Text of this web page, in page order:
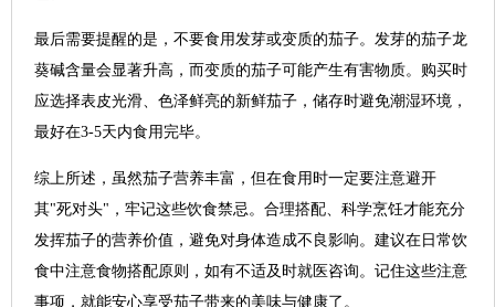
最后需要提醒的是，不要食用发芽或变质的茄子。发芽的茄子龙
葵碱含量会显著升高，而变质的茄子可能产生有害物质。购买时
应选择表皮光滑、色泽鲜亮的新鲜茄子，储存时避免潮湿环境，
最好在3-5天内食用完毕。
综上所述，虽然茄子营养丰富，但在食用时一定要注意避开
其"死对头"，牢记这些饮食禁忌。合理搭配、科学烹饪才能充分
发挥茄子的营养价值，避免对身体造成不良影响。建议在日常饮
食中注意食物搭配原则，如有不适及时就医咨询。记住这些注意
事项，就能安心享受茄子带来的美味与健康了。